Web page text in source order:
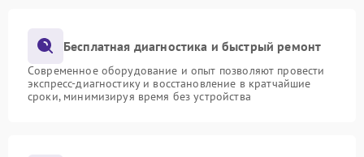
Бесплатная диагностика и быстрый ремонт
Современное оборудование и опыт позволяют провести
экспресс-диагностику и восстановление в кратчайшие
сроки, минимизируя время без устройства